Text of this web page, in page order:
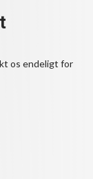
os endeligt for